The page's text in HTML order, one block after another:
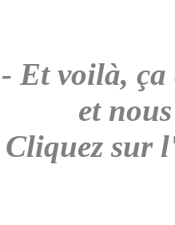
- Et voilà, ça
et
Cliquez sur